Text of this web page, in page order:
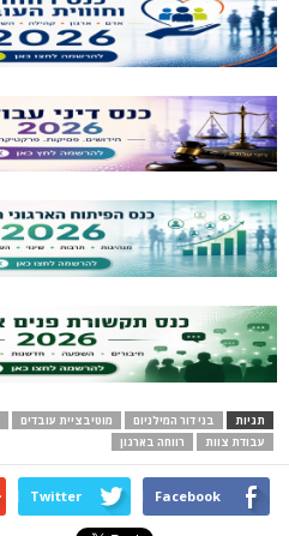
תגיות בני דור המילניום מוטיבציית עובדים
עבודת צוות
רווחה בארגון
Facebook
Twitter